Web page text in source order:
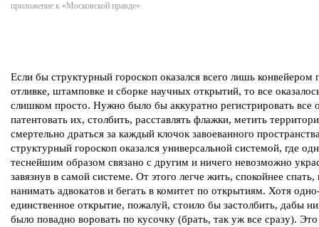
приложение к «Московской правде»
Если бы структурный гороскоп оказался всего лишь конвейером
отливке, штамповке и сборке научных открытий, то все
слишком просто. Нужно было бы аккуратно регистрировать все
патентовать их, столбить, расставлять флажки, метить
смертельно драться за каждый клочок завоеванного
структурный гороскоп оказался универсальной системой, где
теснейшим образом связано с другим и ничего невозможно
завязнув в самой системе. От этого легче жить, спокойнее
нанимать адвокатов и бегать в комитет по открытиям. Хотя
единственное открытие, пожалуй, стоило бы застолбить, дабы
было повадно воровать по кусочку (брать, так уж все сразу).